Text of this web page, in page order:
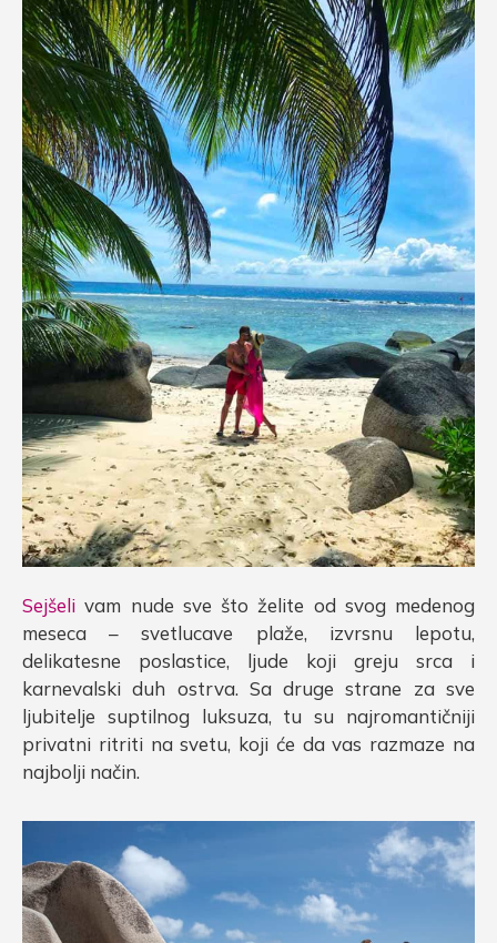
Sejšeli vam nude sve što želite od svog medenog
meseca – svetlucave plaže, izvrsnu lepotu,
delikatesne poslastice, ljude koji greju srca i
karnevalski duh ostrva. Sa druge strane za sve
ljubitelje suptilnog luksuza, tu su najromantičniji
privatni ritriti na svetu, koji će da vas razmaze na
najbolji način.